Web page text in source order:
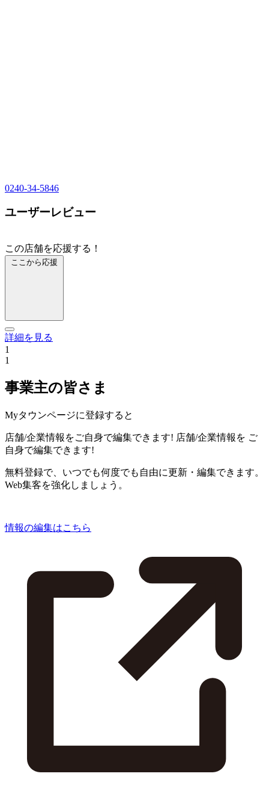
0240-34-5846
ユーザーレビュー
この店舗を応援する！
ここから応援
詳細を見る
1
1
事業主の皆さま
Myタウンページに登録すると
店舗/企業情報をご自身で編集できます! 店舗/企業情報を ご
自身で編集できます!
無料登録で、いつでも何度でも自由に更新・編集できます。
Web集客を強化しましょう。
情報の編集はこちら